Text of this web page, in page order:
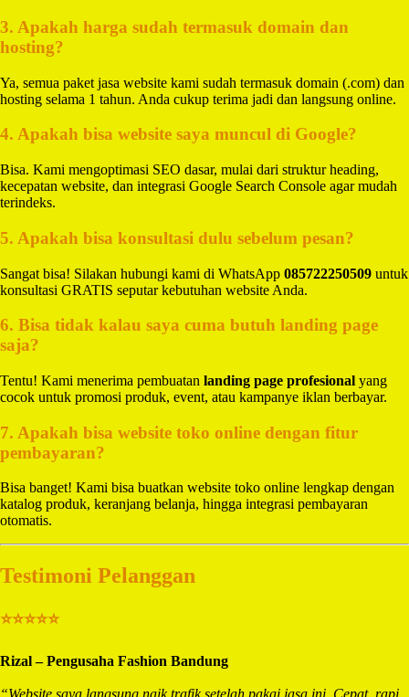
3. Apakah harga sudah termasuk domain dan
hosting?
Ya, semua paket jasa website kami sudah termasuk domain (.com) dan
hosting selama 1 tahun. Anda cukup terima jadi dan langsung online.
4. Apakah bisa website saya muncul di Google?
Bisa. Kami mengoptimasi SEO dasar, mulai dari struktur heading,
kecepatan website, dan integrasi Google Search Console agar mudah
terindeks.
5. Apakah bisa konsultasi dulu sebelum pesan?
Sangat bisa! Silakan hubungi kami di WhatsApp 085722250509 untuk
konsultasi GRATIS seputar kebutuhan website Anda.
6. Bisa tidak kalau saya cuma butuh landing page
saja?
Tentu! Kami menerima pembuatan landing page profesional yang
cocok untuk promosi produk, event, atau kampanye iklan berbayar.
7. Apakah bisa website toko online dengan fitur
pembayaran?
Bisa banget! Kami bisa buatkan website toko online lengkap dengan
katalog produk, keranjang belanja, hingga integrasi pembayaran
otomatis.
Testimoni Pelanggan
⭐⭐⭐⭐⭐
Rizal – Pengusaha Fashion Bandung
“Website saya langsung naik trafik setelah pakai jasa ini. Cepat, rapi,